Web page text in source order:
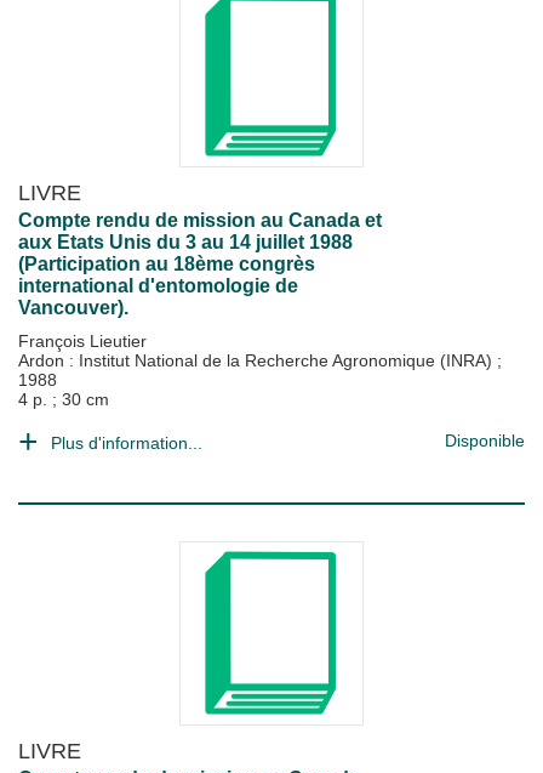
LIVRE
Compte rendu de mission au Canada et
aux Etats Unis du 3 au 14 juillet 1988
(Participation au 18ème congrès
international d'entomologie de
Vancouver).
François Lieutier
Ardon : Institut National de la Recherche Agronomique (INRA) ;
1988
4 p. ; 30 cm
Plus d'information... Disponible
LIVRE